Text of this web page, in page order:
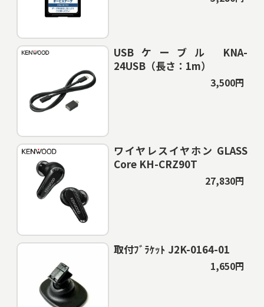
USBケーブル KNA-
24USB（長さ：1m）
3,500円
ワイヤレスイヤホン GLASS
Core KH-CRZ90T
27,830円
取付ﾌﾞﾗｹｯﾄ J2K-0164-01
1,650円